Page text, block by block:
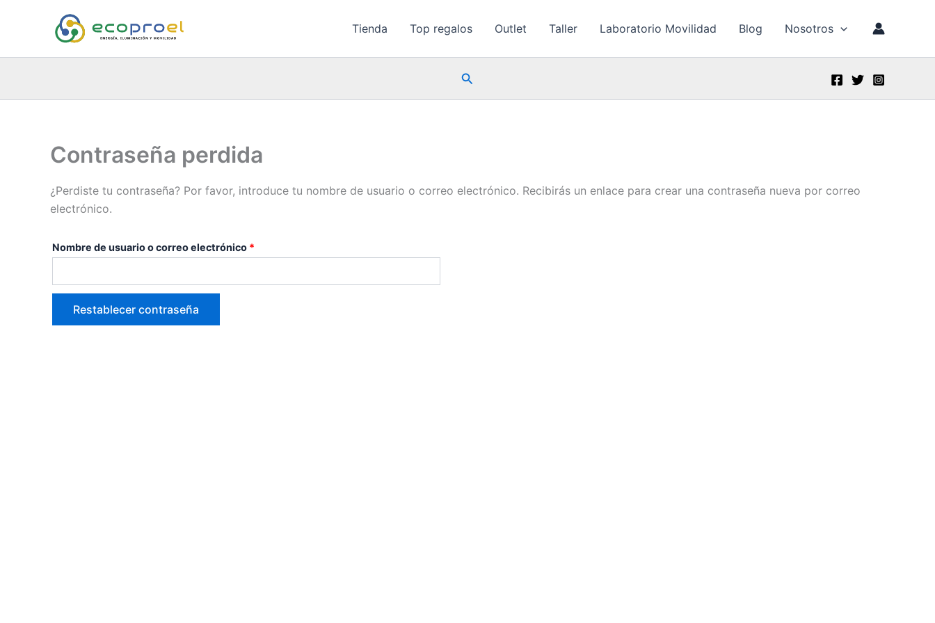
Tienda Top regalos Outlet Taller Laboratorio Movilidad Blog Nosotros
Buscar
Contraseña perdida
¿Perdiste tu contraseña? Por favor, introduce tu nombre de usuario o correo electrónico. Recibirás un enlace para crear una contraseña nueva por correo
electrónico.
Nombre de usuario o correo electrónico *
Restablecer contraseña